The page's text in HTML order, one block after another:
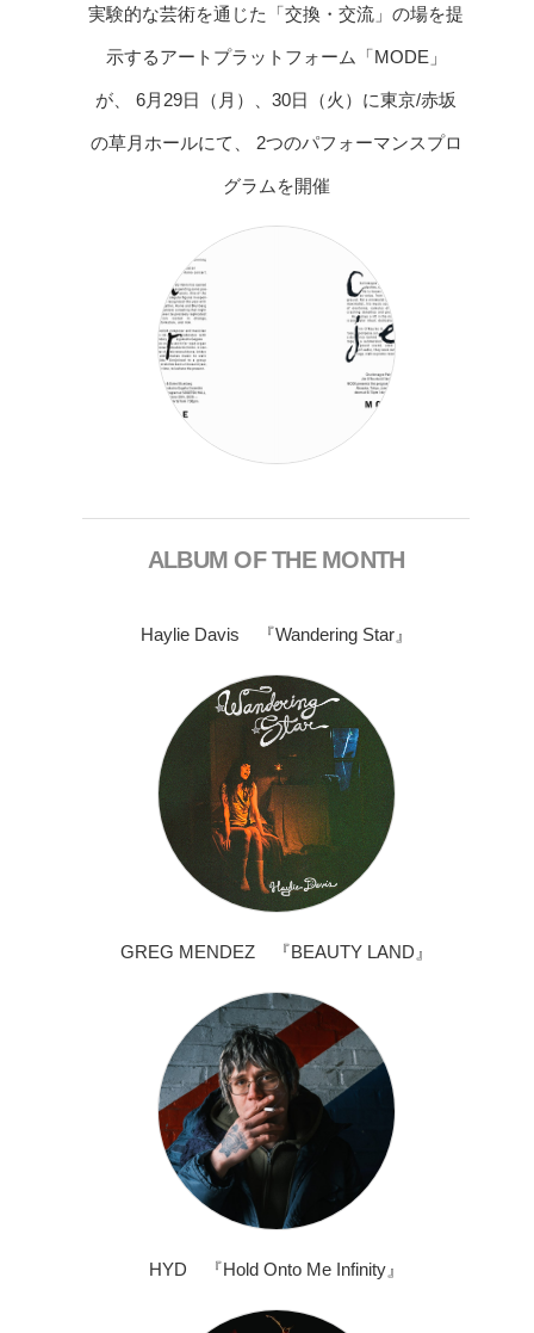
実験的な芸術を通じた「交換・交流」の場を提
示するアートプラットフォーム「MODE」
が、 6月29日（月）、30日（火）に東京/赤坂
の草月ホールにて、 2つのパフォーマンスプロ
グラムを開催
ALBUM OF THE MONTH
Haylie Davis 『Wandering Star』
GREG MENDEZ 『BEAUTY LAND』
HYD 『Hold Onto Me Infinity』